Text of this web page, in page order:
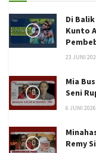
Di
Kunto
23 JUNI
Mia
Seni
6 JUNI 2026
Remy